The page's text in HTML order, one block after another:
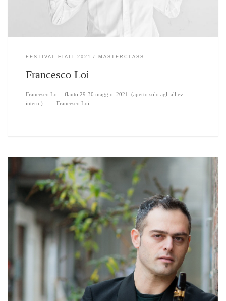
FESTIVAL FIATI 2021 MASTERCLASS
Francesco Loi
Francesco Loi – flauto 29-30 maggio 2021 (aperto solo agli allievi
interni) Francesco Loi